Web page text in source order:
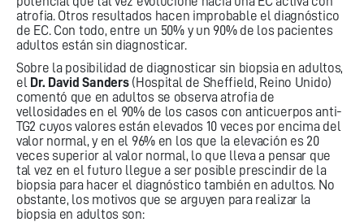
atrofia. Otros resultados hacen improbable el diagnóstico
de EC. Con todo, entre un 50% y un 90% de los pacientes
adultos están sin diagnosticar.
Sobre la posibilidad de diagnosticar sin biopsia en adultos,
el Dr. David Sanders(Hospital de Sheffield, Reino Unido)
comentó que en adultos se observa atrofia de
vellosidades en el 90% de los casos con anticuerpos anti-
TG2 cuyos valores están elevados 10 veces por encima del
valor normal, y en el 96% en los que la elevación es 20
veces superior al valor normal, lo que lleva a pensar que
tal vez en el futuro llegue a ser posible prescindir de la
biopsia para hacer el diagnóstico también en adultos. No
obstante, los motivos que se arguyen para realizar la
biopsia en adultos son: